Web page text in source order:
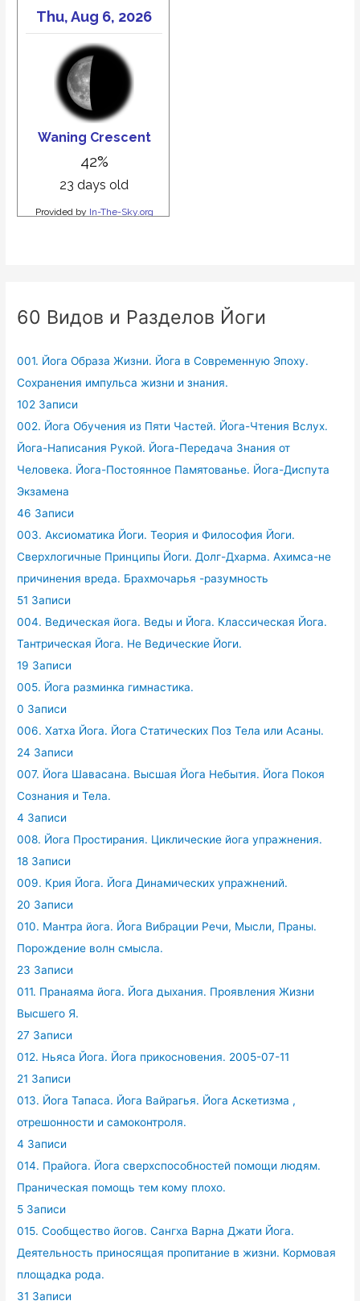
60 Видов и Разделов Йоги
001. Йога Образа Жизни. Йога в Современную Эпоху.
Сохранения импульса жизни и знания.
102 Записи
002. Йога Обучения из Пяти Частей. Йога-Чтения Вслух.
Йога-Написания Рукой. Йога-Передача Знания от
Человека. Йога-Постоянное Памятованье. Йога-Диспута
Экзамена
46 Записи
003. Аксиоматика Йоги. Теория и Философия Йоги.
Сверхлогичные Принципы Йоги. Долг-Дхарма. Ахимса-не
причинения вреда. Брахмочарья -разумность
51 Записи
004. Ведическая йога. Веды и Йога. Классическая Йога.
Тантрическая Йога. Не Ведические Йоги.
19 Записи
005. Йога разминка гимнастика.
0 Записи
006. Хатха Йога. Йога Статических Поз Тела или Асаны.
24 Записи
007. Йога Шавасана. Высшая Йога Небытия. Йога Покоя
Сознания и Тела.
4 Записи
008. Йога Простирания. Циклические йога упражнения.
18 Записи
009. Крия Йога. Йога Динамических упражнений.
20 Записи
010. Мантра йога. Йога Вибрации Речи, Мысли, Праны.
Порождение волн смысла.
23 Записи
011. Пранаяма йога. Йога дыхания. Проявления Жизни
Высшего Я.
27 Записи
012. Ньяса Йога. Йога прикосновения. 2005-07-11
21 Записи
013. Йога Тапаса. Йога Вайрагья. Йога Аскетизма ,
отрешонности и самоконтроля.
4 Записи
014. Прайога. Йога сверхспособностей помощи людям.
Праническая помощь тем кому плохо.
5 Записи
015. Сообщество йогов. Сангха Варна Джати Йога.
Деятельность приносящая пропитание в жизни. Кормовая
площадка рода.
31 Записи